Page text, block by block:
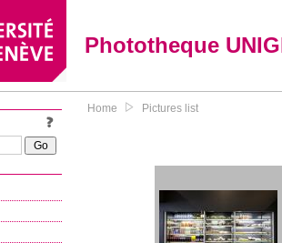
Phototheque
Home Pictures list